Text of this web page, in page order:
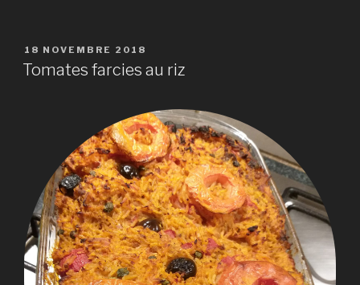
PUBLIÉ
LE
18 NOVEMBRE 2018
Tomates farcies au riz